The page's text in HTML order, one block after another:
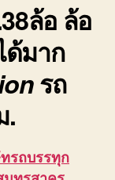
ล้อ ล้อ
ด้มาก
รถ
.
รถบรรทุก